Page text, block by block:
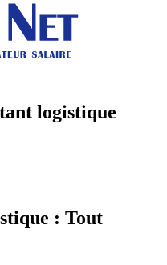
logistique
: Tout